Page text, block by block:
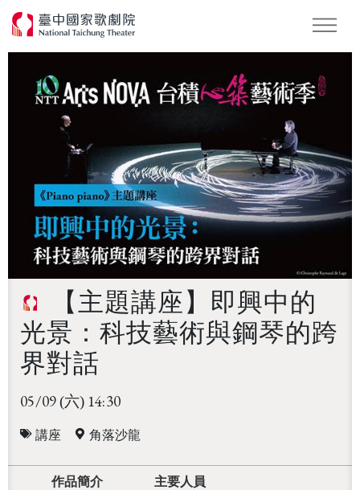
【主題講座】即興中的
光景：科技藝術與鋼琴的跨
界對話
05/09(六) 14:30
講座 角落沙龍
作品簡介 主要人員
2026 NTT遇見巨人